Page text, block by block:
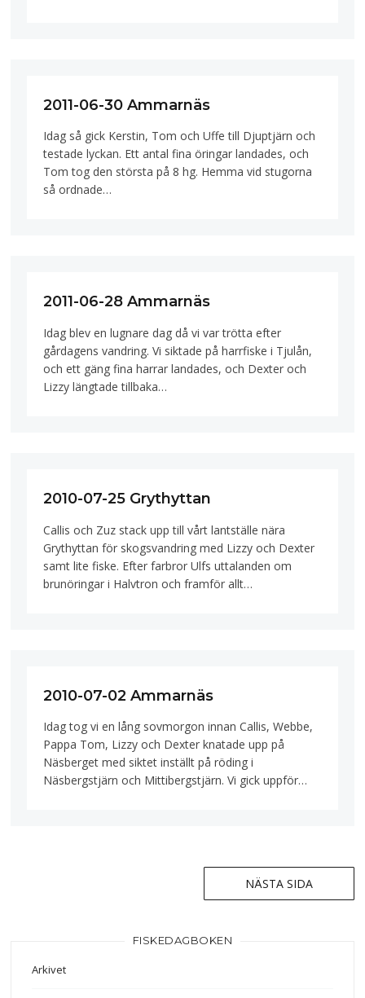
2011-06-30 Ammarnäs
Idag så gick Kerstin, Tom och Uffe till Djuptjärn och
testade lyckan. Ett antal fina öringar landades, och
Tom tog den största på 8 hg. Hemma vid stugorna
så ordnade…
2011-06-28 Ammarnäs
Idag blev en lugnare dag då vi var trötta efter
gårdagens vandring. Vi siktade på harrfiske i Tjulån,
och ett gäng fina harrar landades, och Dexter och
Lizzy längtade tillbaka…
2010-07-25 Grythyttan
Callis och Zuz stack upp till vårt lantställe nära
Grythyttan för skogsvandring med Lizzy och Dexter
samt lite fiske. Efter farbror Ulfs uttalanden om
brunöringar i Halvtron och framför allt…
2010-07-02 Ammarnäs
Idag tog vi en lång sovmorgon innan Callis, Webbe,
Pappa Tom, Lizzy och Dexter knatade upp på
Näsberget med siktet inställt på röding i
Näsbergstjärn och Mittibergstjärn. Vi gick uppför…
NÄSTA SIDA
FISKEDAGBOKEN
Arkivet